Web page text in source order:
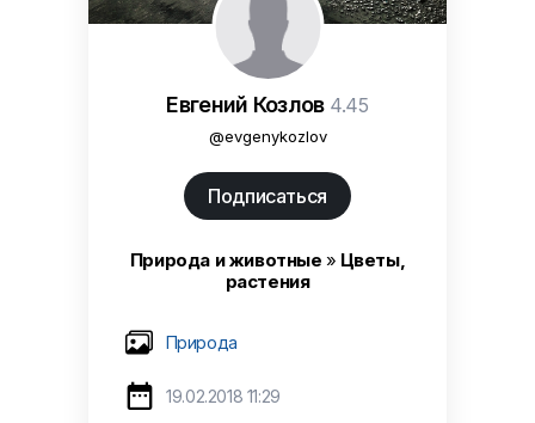
Евгений Козлов 4.45
@evgenykozlov
Подписаться
Природа и животные » Цветы,
растения
Природа
 19.02.2018 11:29